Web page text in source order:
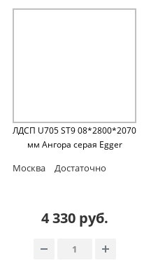
ЛДСП U705 ST9 08*2800*2070
мм Ангора серая Egger
Москва Достаточно
4 330 руб.